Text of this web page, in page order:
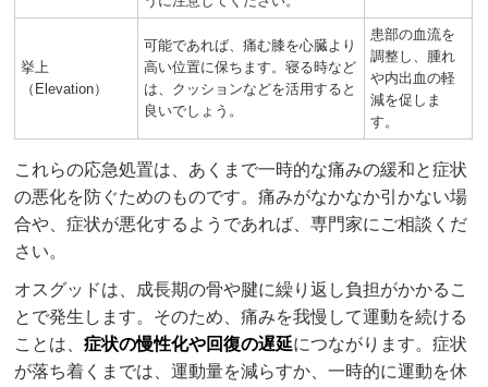
挙上
（Elevation）
可能であれば、痛む膝を心臓より
高い位置に保ちます。寝る時など
は、クッションなどを活用すると
良いでしょう。
患部の血流を
調整し、腫れ
や内出血の軽
減を促しま
す。
これらの応急処置は、あくまで一時的な痛みの緩和と症状
の悪化を防ぐためのものです。痛みがなかなか引かない場
合や、症状が悪化するようであれば、専門家にご相談くだ
さい。
オスグッドは、成長期の骨や腱に繰り返し負担がかかるこ
とで発生します。そのため、痛みを我慢して運動を続ける
ことは、症状の慢性化や回復の遅延につながります。症状
が落ち着くまでは、運動量を減らすか、一時的に運動を休